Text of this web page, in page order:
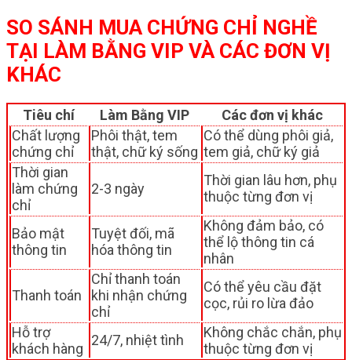
SO SÁNH MUA CHỨNG CHỈ NGHỀ
TẠI LÀM BẰNG VIP VÀ CÁC ĐƠN VỊ
KHÁC
Tiêu chí Làm Bằng VIP
Các đơn vị khác
Chất lượng
chứng chỉ
Phôi thật, tem
thật, chữ ký sống
Có thể dùng phôi giả,
tem giả, chữ ký giả
Thời gian
làm chứng
chỉ
2-3 ngày
Thời gian lâu hơn, phụ
thuộc từng đơn vị
Bảo mật
thông tin
Tuyệt đối, mã
hóa thông tin
Không đảm bảo, có
thể lộ thông tin cá
nhân
Thanh toán
Chỉ thanh toán
khi nhận chứng
chỉ
Có thể yêu cầu đặt
cọc, rủi ro lừa đảo
Hỗ trợ
khách hàng
24/7, nhiệt tình
Không chắc chắn, phụ
thuộc từng đơn vị